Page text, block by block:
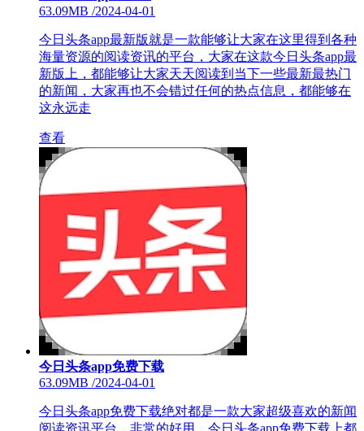
63.09MB /2024-04-01
今日头条app最新版就是一款能够让大家在这里得到各种
海量资源的阅读资讯的平台，大家在这款今日头条app最
新版上，都能够让大家天天阅读到当下一些最新最热门
的新闻，大家再也不会错过任何的热点信息，都能够在
这永远走
查看
今日头条app免费下载
63.09MB /2024-04-01
今日头条app免费下载绝对都是一款大家超级喜欢的新闻